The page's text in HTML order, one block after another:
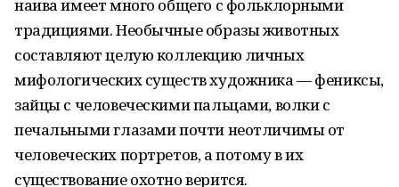
наива имеет много общего с фольклорными
традициями. Необычные образы животных
составляют целую коллекцию личных
мифологических существ художника — фениксы,
зайцы с человеческими пальцами, волки с
печальными глазами почти неотличимы от
человеческих портретов, а потому в их
существование охотно верится.